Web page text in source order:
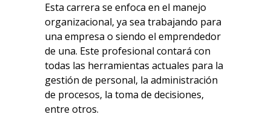
Esta carrera se enfoca en el manejo
organizacional, ya sea trabajando para
una empresa o siendo el emprendedor
de una. Este profesional contará con
todas las herramientas actuales para la
gestión de personal, la administración
de procesos, la toma de decisiones,
entre otros.